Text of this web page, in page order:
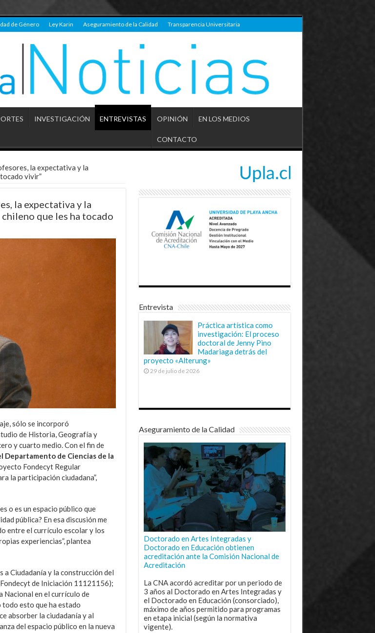
de Género Ley Karin Aseguramiento de la Calidad Transparencia Universitaria
INVESTIGACIÓN ENTREVISTAS OPINIÓN EN LOS MEDIOS
CONTACTO
la expectativa y la
vivir”
la expectativa y la
que les ha tocado
sólo se incorporó
de Historia, Geografía y
y cuarto medio. Con el fin de
Departamento de Ciencias de la
Fondecyt Regular
la participación ciudadana”,
o es un espacio público que
pública? En esa discusión me
entre el currículo escolar y los
experiencias”, plantea
a Ciudadanía y la construcción del
de Iniciación 11121156);
Nacional en el currículo de
esto que ha estado
absorber la ciudadanía y al
del espacio público en la nueva
Entrevista
Práctica artística como
investigación: El proceso
doctoral de Jenny Pino
Madariaga detrás del
proyecto «Alterung»
29 de julio de 2026
Aseguramiento de la Calidad
Doctorado en Artes Integradas y
Doctorado en Educación obtienen
acreditación ante la Comisión Nacional de
Acreditación
La CNA acordó acreditar por un periodo de
3 años al Doctorado en Artes Integradas y
el Doctorado en Educación (consorciado),
máximo de años permitido para programas
en etapa inicial (según la normativa
vigente).